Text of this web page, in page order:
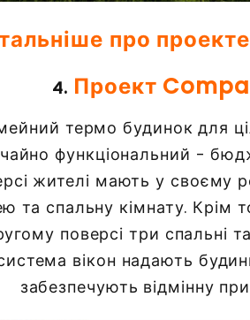
про
4. Проект
термо будинок для
функціональний -
жителі мають у своєму
та спальну кімнату. Крім
поверсі три спальні
вікон надають
забезпечують відмінну